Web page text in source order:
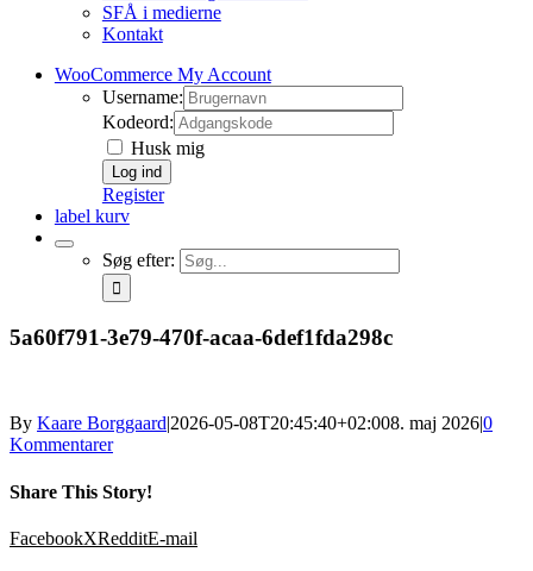
SFÅ i medierne
Kontakt
WooCommerce My Account
Username:
Kodeord:
Husk mig
Register
label kurv
Søg efter:
5a60f791-3e79-470f-acaa-6def1fda298c
By Kaare Borggaard|2026-05-08T20:45:40+02:008. maj 2026|0
Kommentarer
Share This Story!
FacebookXRedditE-mail